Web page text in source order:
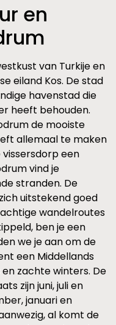
en
van Turkije en
eiland Kos. De stad
havenstad die
heeft behouden.
de mooiste
allemaal te maken
een
vind je
stranden. De
uitstekend goed
wandelroutes
ben je een
we je aan om de
een Middellands
zachte winters. De
zijn juni, juli en
januari en
al komt de